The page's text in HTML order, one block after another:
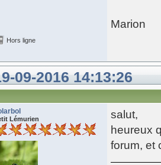
Marion
Hors ligne
09-2016 14:13:26
Lémurien
salut,
heureux
forum, et